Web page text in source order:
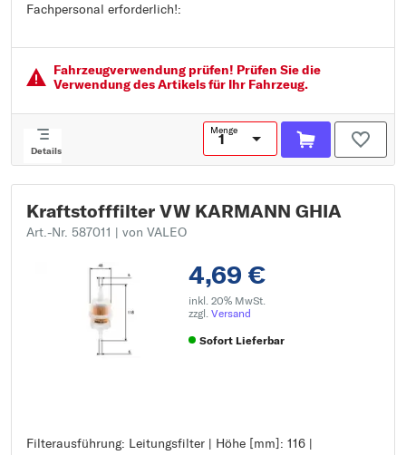
Fachpersonal erforderlich!:
Länge über Alles [mm]: 143
Fahrzeugver­wendung prüfen! Prüfen Sie die
Verwendung des Artikels für Ihr Fahrzeug.
Details
Menge
Kraftstofffilter VW KARMANN GHIA
Art.-Nr. 587011 | von VALEO
4,69 €
inkl. 20% MwSt.
zzgl. Versand
Sofort Lieferbar
Filterausführung: Leitungsfilter | Höhe [mm]: 116 |
Filterausführung: Leitungsfilter